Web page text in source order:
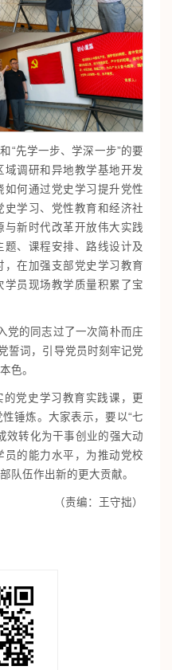
“先学一步、学深一步”的要
域调研和异地教学基地开发
如何通过党史学习提升党性
史学习、党性教育和经济社
新时代改革开放伟大实践
、课程安排、路线设计及
在加强支部党史学习教育
学员现场教学质量积累了宝
党的同志过了一次简朴而庄
誓词，引导党员时刻牢记党
色。
党史学习教育实践课，更
锤炼。大家表示，要以“七
效转化为干事创业的强大动
员的能力水平，为推动党校
队伍作出新的更大贡献。
（责编：王守拙）